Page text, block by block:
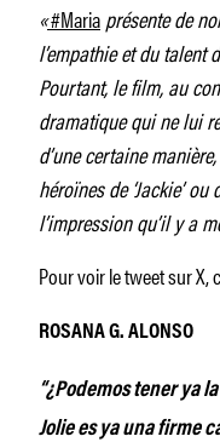
«#Mariaprésente de
l’empathie et du
Pourtant, le film, au
dramatique qui ne lui
d’une certaine
héroïnes de ‘Jackie’ ou
l’impression qu’il y a
Pour voir le tweet sur X,
ROSANA G. ALONSO
“¿Podemos tener ya
Jolie es ya una firme